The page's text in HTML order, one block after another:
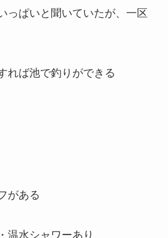
っぱいと聞いていたが、一区
れば池で釣りができる
がある
温水シャワーあり